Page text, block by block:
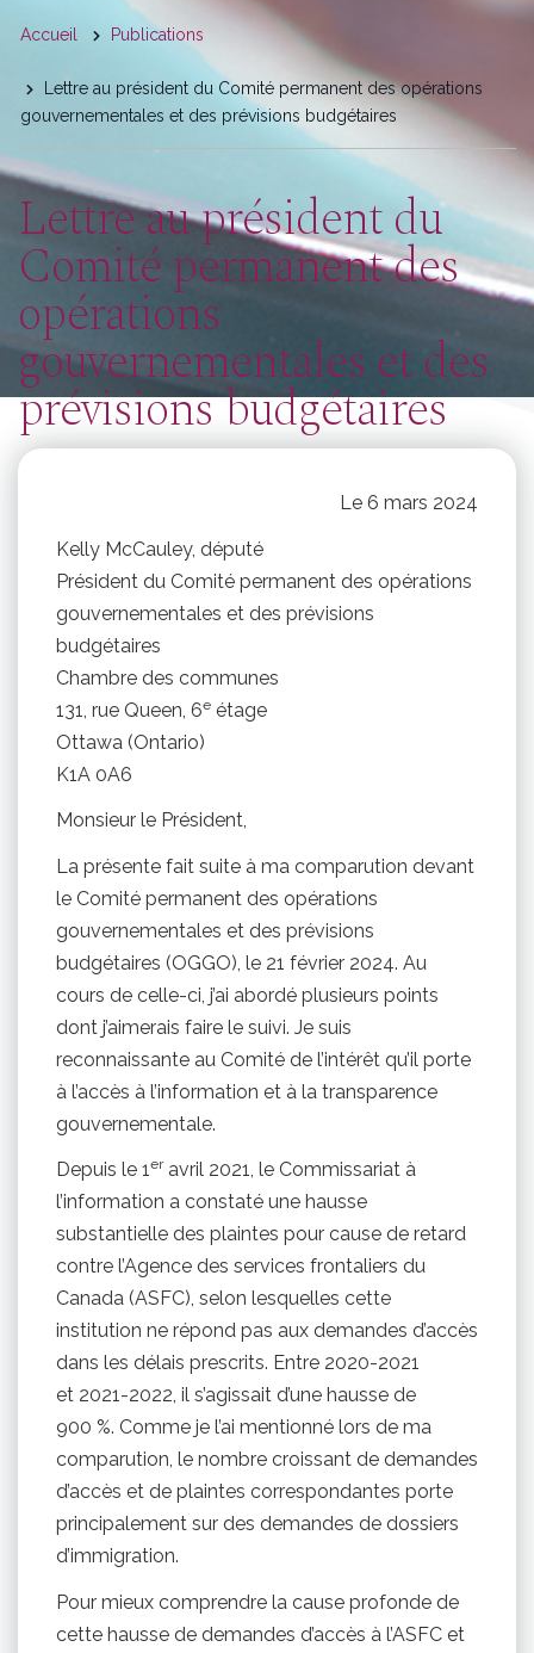
You
are
here
Accueil Publications
Lettre au président du Comité permanent des opérations
gouvernementales et des prévisions budgétaires
Lettre au président du
Comité permanent des
opérations
gouvernementales et des
prévisions budgétaires
Le 6 mars 2024
Kelly McCauley, député
Président du Comité permanent des opérations
gouvernementales et des prévisions
budgétaires
Chambre des communes
131, rue Queen, 6e étage
Ottawa (Ontario)
K1A 0A6
Monsieur le Président,
La présente fait suite à ma comparution devant
le Comité permanent des opérations
gouvernementales et des prévisions
budgétaires (OGGO), le 21 février 2024. Au
cours de celle-ci, j’ai abordé plusieurs points
dont j’aimerais faire le suivi. Je suis
reconnaissante au Comité de l’intérêt qu’il porte
à l’accès à l’information et à la transparence
gouvernementale.
Depuis le 1eravril 2021, le Commissariat à
l’information a constaté une hausse
substantielle des plaintes pour cause de retard
contre l’Agence des services frontaliers du
Canada (ASFC), selon lesquelles cette
institution ne répond pas aux demandes d’accès
dans les délais prescrits. Entre 2020-2021
et 2021-2022, il s’agissait d’une hausse de
900 %. Comme je l’ai mentionné lors de ma
comparution, le nombre croissant de demandes
d’accès et de plaintes correspondantes porte
principalement sur des demandes de dossiers
d’immigration.
Pour mieux comprendre la cause profonde de
cette hausse de demandes d’accès à l’ASFC et